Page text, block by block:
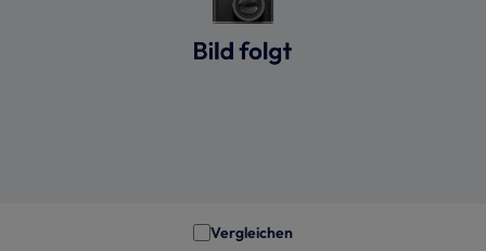
Vergleichen